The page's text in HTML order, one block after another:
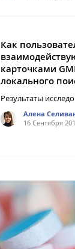
Как
карточками
локального
Результаты
Алена
16 Сентября